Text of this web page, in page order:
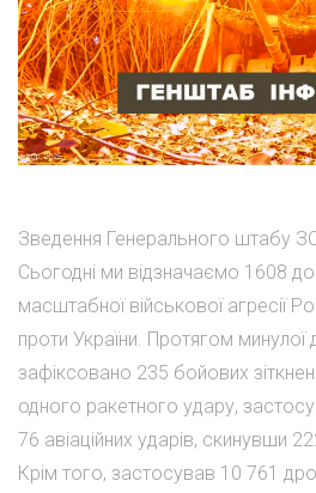
Зведення Генерального штабу
Сьогодні ми відзначаємо 1608
масштабної військової агресії
проти України. Протягом минулої
зафіксовано 235 бойових
одного ракетного удару,
76 авіаційних ударів, скинувши
Крім того, застосував 10 761